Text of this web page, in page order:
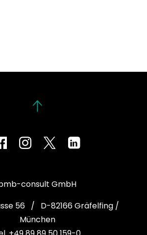
consult GmbH
56 / D-82166 Gräfelfing /
München